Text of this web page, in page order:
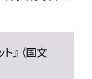
』 （国文